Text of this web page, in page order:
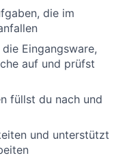
die im
Eingangsware,
auf und prüfst
füllst du nach und
und unterstützt